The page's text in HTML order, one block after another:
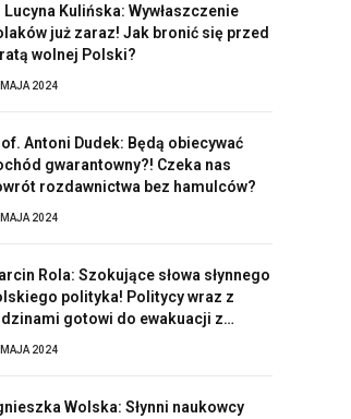
Lucyna Kulińska: Wywłaszczenie
już zaraz! Jak bronić się przed
wolnej Polski?
2024
Antoni Dudek: Będą obiecywać
gwarantowny?! Czeka nas
rozdawnictwa bez hamulców?
2024
Rola: Szokujące słowa słynnego
polityka! Politycy wraz z
gotowi do ewakuacji z
2024
Wolska: Słynni naukowcy